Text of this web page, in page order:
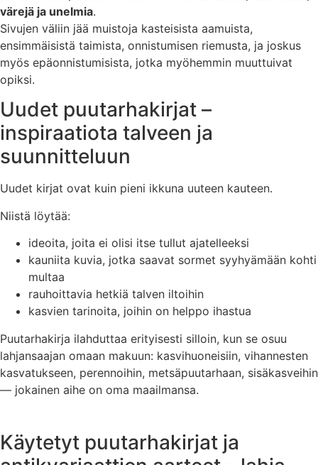
värejä ja unelmia.
Sivujen väliin jää muistoja kasteisista aamuista,
ensimmäisistä taimista, onnistumisen riemusta, ja joskus
myös epäonnistumisista, jotka myöhemmin muuttuivat
opiksi.
Uudet puutarhakirjat –
inspiraatiota talveen ja
suunnitteluun
Uudet kirjat ovat kuin pieni ikkuna uuteen kauteen.
Niistä löytää:
ideoita, joita ei olisi itse tullut ajatelleeksi
kauniita kuvia, jotka saavat sormet syyhyämään kohti
multaa
rauhoittavia hetkiä talven iltoihin
kasvien tarinoita, joihin on helppo ihastua
Puutarhakirja ilahduttaa erityisesti silloin, kun se osuu
lahjansaajan omaan makuun: kasvihuoneisiin, vihannesten
kasvatukseen, perennoihin, metsäpuutarhaan, sisäkasveihin
— jokainen aihe on oma maailmansa.
Käytetyt puutarhakirjat ja